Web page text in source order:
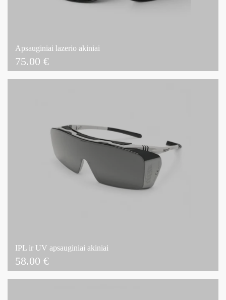
Apsauginiai lazerio akiniai
75.00 €
IPL ir UV apsauginiai akiniai
58.00 €